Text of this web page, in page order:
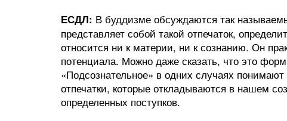
ЕСДЛ: В буддизме обсуждаются так
представляет собой такой отпечаток,
относится ни к материи, ни к сознанию. Он
потенциала. Можно даже сказать, что это
«Подсознательное» в одних случаях понимают
отпечатки, которые откладываются в нашем
определенных поступков.